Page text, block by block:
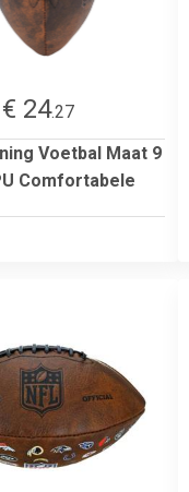
€ 24.27
Voetbal Maat 9
Comfortabele